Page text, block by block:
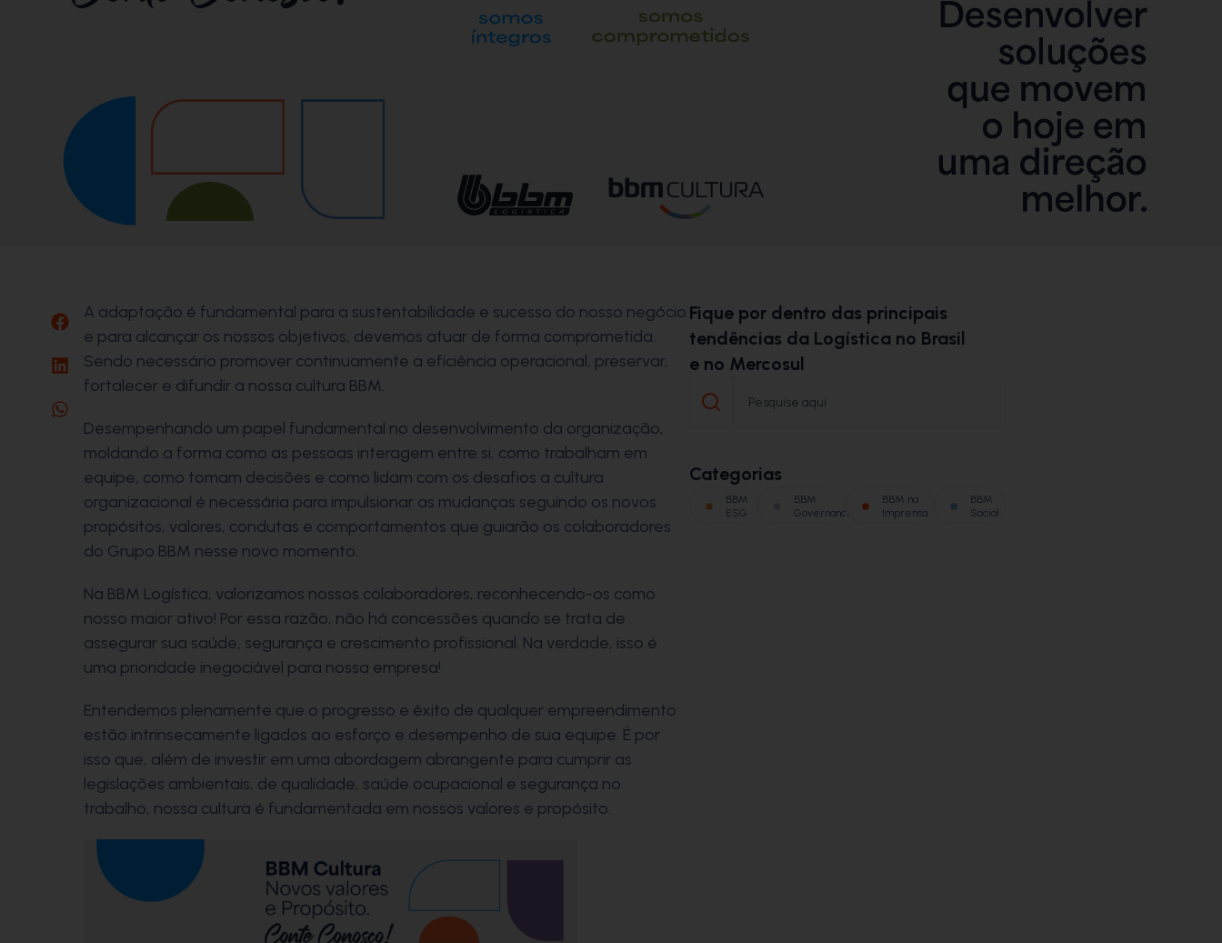
A adaptação é fundamental para a sustentabilidade e sucesso do nosso negócio
e para alcançar os nossos objetivos, devemos atuar de forma comprometida.
Sendo necessário promover continuamente a eficiência operacional, preservar,
fortalecer e difundir a nossa cultura BBM.
Desempenhando um papel fundamental no desenvolvimento da organização,
moldando a forma como as pessoas interagem entre si, como trabalham em
equipe, como tomam decisões e como lidam com os desafios a cultura
organizacional é necessária para impulsionar as mudanças seguindo os novos
propósitos, valores, condutas e comportamentos que guiarão os colaboradores
do Grupo BBM nesse novo momento.
Na BBM Logística, valorizamos nossos colaboradores, reconhecendo-os como
nosso maior ativo! Por essa razão, não há concessões quando se trata de
assegurar sua saúde, segurança e crescimento profissional. Na verdade, isso é
uma prioridade inegociável para nossa empresa!
Entendemos plenamente que o progresso e êxito de qualquer empreendimento
estão intrinsecamente ligados ao esforço e desempenho de sua equipe. É por
isso que, além de investir em uma abordagem abrangente para cumprir as
legislações ambientais, de qualidade, saúde ocupacional e segurança no
trabalho, nossa cultura é fundamentada em nossos valores e propósito.
Fique por dentro das principais
tendências da Logística no Brasil
e no Mercosul
Categorias
BBM
ESG
BBM
Governance
BBM na
Imprensa
BBM
Social